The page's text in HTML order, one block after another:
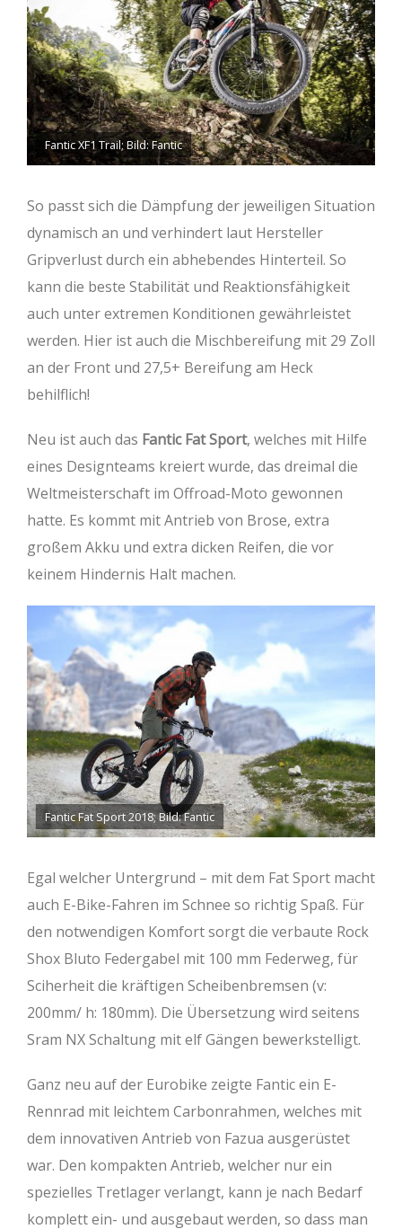
Fantic XF1 Trail; Bild: Fantic
So passt sich die Dämpfung der jeweiligen Situation
dynamisch an und verhindert laut Hersteller
Gripverlust durch ein abhebendes Hinterteil. So
kann die beste Stabilität und Reaktionsfähigkeit
auch unter extremen Konditionen gewährleistet
werden. Hier ist auch die Mischbereifung mit 29 Zoll
an der Front und 27,5+ Bereifung am Heck
behilflich!
Neu ist auch das Fantic Fat Sport, welches mit Hilfe
eines Designteams kreiert wurde, das dreimal die
Weltmeisterschaft im Offroad-Moto gewonnen
hatte. Es kommt mit Antrieb von Brose, extra
großem Akku und extra dicken Reifen, die vor
keinem Hindernis Halt machen.
Fantic Fat Sport 2018; Bild: Fantic
Egal welcher Untergrund – mit dem Fat Sport macht
auch E-Bike-Fahren im Schnee so richtig Spaß. Für
den notwendigen Komfort sorgt die verbaute Rock
Shox Bluto Federgabel mit 100 mm Federweg, für
Sciherheit die kräftigen Scheibenbremsen (v:
200mm/ h: 180mm). Die Übersetzung wird seitens
Sram NX Schaltung mit elf Gängen bewerkstelligt.
Ganz neu auf der Eurobike zeigte Fantic ein E-
Rennrad mit leichtem Carbonrahmen, welches mit
dem innovativen Antrieb von Fazua ausgerüstet
war. Den kompakten Antrieb, welcher nur ein
spezielles Tretlager verlangt, kann je nach Bedarf
komplett ein- und ausgebaut werden, so dass man